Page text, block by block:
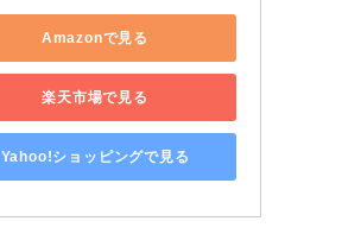
Amazonで見る
楽天市場で見る
Yahoo!ショッピングで見る